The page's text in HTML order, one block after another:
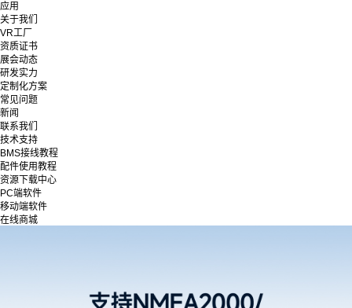
应用
关于我们
VR工厂
资质证书
展会动态
研发实力
定制化方案
常见问题
新闻
联系我们
技术支持
BMS接线教程
配件使用教程
资源下载中心
PC端软件
移动端软件
在线商城